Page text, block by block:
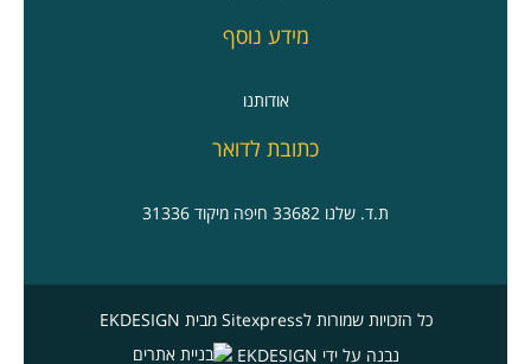
מידע נוסף
אודותנו
כתובת לדואר
ת.ד. שלנו 33682 חיפה מיקוד 31336
כל הזכויות שמורות לSitexpress
מבית EKDESIGN
נבנה על ידי EKDESIGN